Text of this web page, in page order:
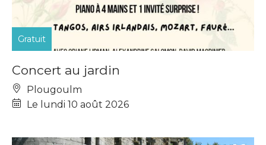
Gratuit
Concert au jardin
Plougoulm
Le lundi 10 août 2026